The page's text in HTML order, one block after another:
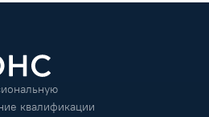
квалификации